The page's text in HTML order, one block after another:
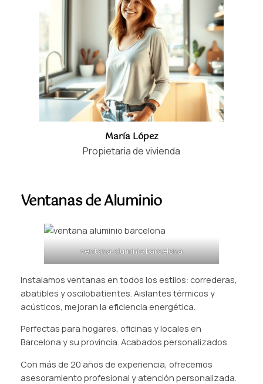
María López
Propietaria de vivienda
Ventanas de Aluminio
ventana aluminio barcelona
Instalamos ventanas en todos los estilos: correderas,
abatibles y oscilobatientes. Aislantes térmicos y
acústicos, mejoran la eficiencia energética.
Perfectas para hogares, oficinas y locales en
Barcelona y su provincia. Acabados personalizados.
Con más de 20 años de experiencia, ofrecemos
asesoramiento profesional y atención personalizada.